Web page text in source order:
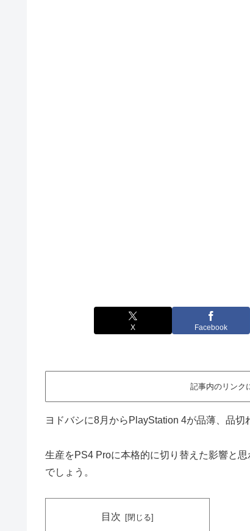
X Facebook
記事内のリンク
ヨドバシに8月からPlayStation 4が品薄、品切
生産をPS4 Proに本格的に切り替えた影響と
でしょう。
目次